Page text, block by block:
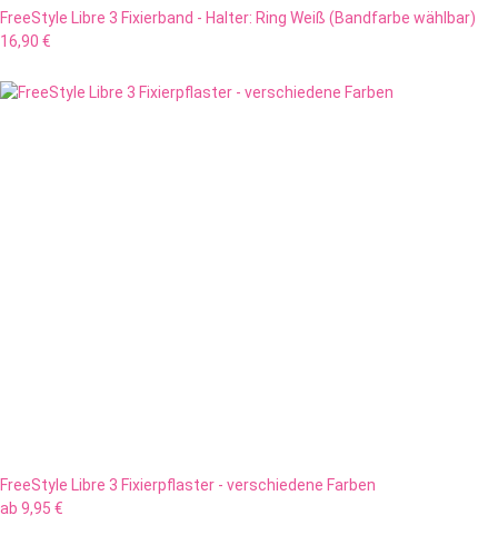
FreeStyle Libre 3 Fixierband - Halter: Ring Weiß (Bandfarbe wählbar)
16,90 €
FreeStyle Libre 3 Fixierpflaster - verschiedene Farben
ab 9,95 €